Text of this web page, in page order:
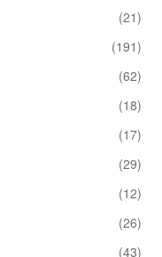
(21)
(191)
(62)
(18)
(17)
(29)
(12)
(26)
(43)